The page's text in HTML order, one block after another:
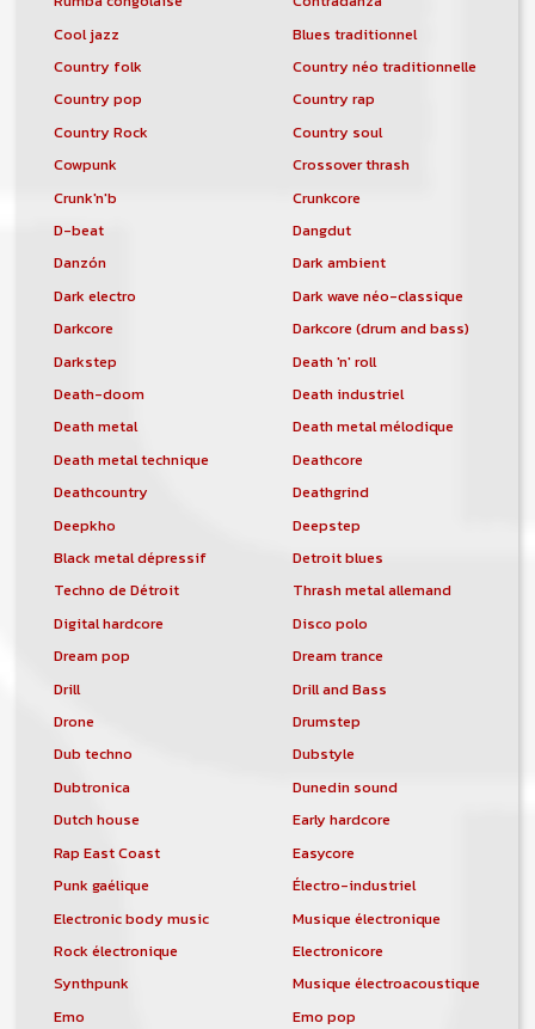
Cool jazz
Blues traditionnel
Country folk
Country néo traditionnelle
Country pop
Country rap
Country Rock
Country soul
Cowpunk
Crossover thrash
Crunk'n'b
Crunkcore
D-beat
Dangdut
Danzón
Dark ambient
Dark electro
Dark wave néo-classique
Darkcore
Darkcore (drum and bass)
Darkstep
Death 'n' roll
Death-doom
Death industriel
Death metal
Death metal mélodique
Death metal technique
Deathcore
Deathcountry
Deathgrind
Deepkho
Deepstep
Black metal dépressif
Detroit blues
Techno de Détroit
Thrash metal allemand
Digital hardcore
Disco polo
Dream pop
Dream trance
Drill
Drill and Bass
Drone
Drumstep
Dub techno
Dubstyle
Dubtronica
Dunedin sound
Dutch house
Early hardcore
Rap East Coast
Easycore
Punk gaélique
Électro-industriel
Electronic body music
Musique électronique
Rock électronique
Electronicore
Synthpunk
Musique électroacoustique
Emo
Emo pop